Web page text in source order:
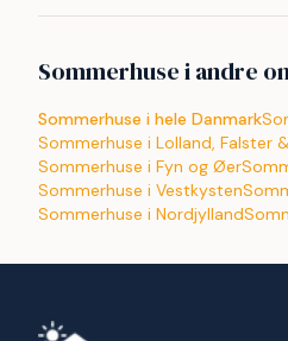
Sommerhuse i andre
Sommerhuse i hele Danmark
Sommerhuse i Lolland, Falster
Sommerhuse i Fyn og Øer
Sommerhuse i Vestkysten
Sommerhuse i Nordjylland